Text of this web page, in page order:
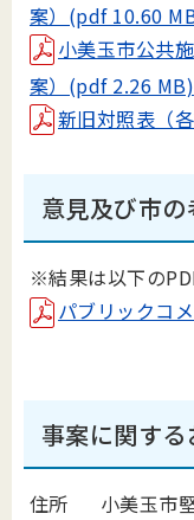
案）(pdf 10.60
小美玉市公共
案）(pdf 2.26 MB)
新旧対照表（
意見及び市の
※結果は以下の
パブリックコ
事案に関す
住所 小美玉市